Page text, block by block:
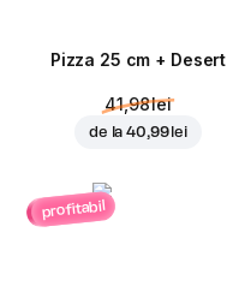
Pizza 25 cm + Desert
41,98 lei
de la40,99 lei
profitabil